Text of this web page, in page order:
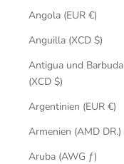
Angola (EUR €)
Anguilla (XCD $)
Antigua und Barbuda
(XCD $)
Argentinien (EUR €)
Armenien (AMD DR.)
Aruba (AWG ƒ)